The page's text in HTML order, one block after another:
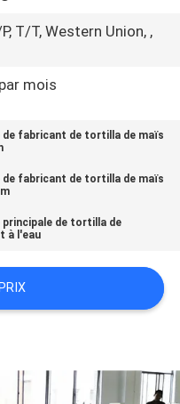
T/T, Western Union, ,
mois
de fabricant de tortilla de maïs
de fabricant de tortilla de maïs
principale de tortilla de
à l'eau